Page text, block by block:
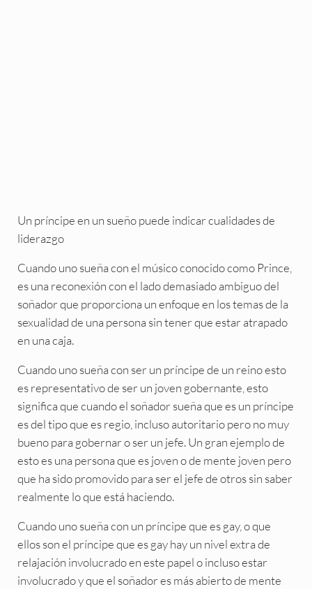
Un príncipe en un sueño puede indicar cualidades de
liderazgo
Cuando uno sueña con el músico conocido como Prince,
es una reconexión con el lado demasiado ambiguo del
soñador que proporciona un enfoque en los temas de la
sexualidad de una persona sin tener que estar atrapado
en una caja.
Cuando uno sueña con ser un príncipe de un reino esto
es representativo de ser un joven gobernante, esto
significa que cuando el soñador sueña que es un príncipe
es del tipo que es regio, incluso autoritario pero no muy
bueno para gobernar o ser un jefe. Un gran ejemplo de
esto es una persona que es joven o de mente joven pero
que ha sido promovido para ser el jefe de otros sin saber
realmente lo que está haciendo.
Cuando uno sueña con un príncipe que es gay, o que
ellos son el príncipe que es gay hay un nivel extra de
relajación involucrado en este papel o incluso estar
involucrado y que el soñador es más abierto de mente